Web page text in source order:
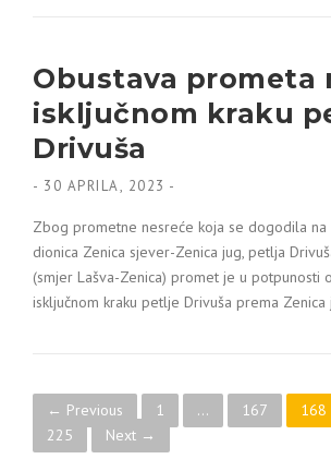
Obustava prometa
isključnom kraku
Drivuša
- 30 APRILA, 2023 -
Zbog prometne nesreće koja se dogodila na
dionica Zenica sjever-Zenica jug, petlja
(smjer Lašva-Zenica) promet je u potpunosti
isključnom kraku petlje Drivuša prema Zenica
Posts navigation
← Previous 1 … 167 168
225
Next →